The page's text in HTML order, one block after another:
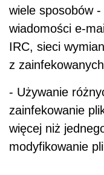
wiele sposobów
wiadomości e-
IRC, sieci
z
- Używanie
zainfekowanie
więcej niż
modyfikowanie